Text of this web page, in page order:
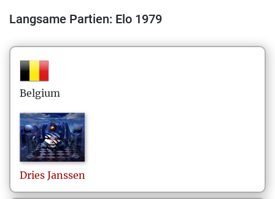
Langsame Partien: Elo 1979
Belgium
Dries Janssen